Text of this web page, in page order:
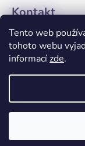
Tento web
tohoto webu
informacízde.
Kontakt
Copyright 2026